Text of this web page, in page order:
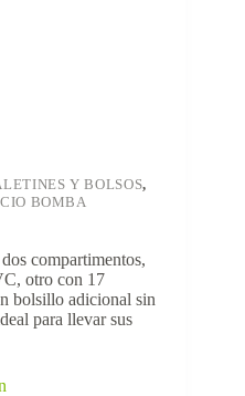
Y BOLSOS,
BOMBA
compartimentos,
otro con 17
bolsillo adicional sin
para llevar sus